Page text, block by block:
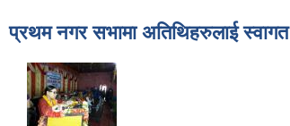
प्रथम नगर सभामा अतिथिहरुलाई